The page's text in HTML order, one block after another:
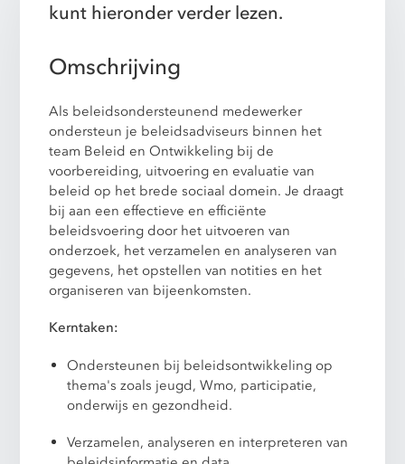
kunt hieronder verder lezen.
Omschrijving
Als beleidsondersteunend medewerker
ondersteun je beleidsadviseurs binnen het
team Beleid en Ontwikkeling bij de
voorbereiding, uitvoering en evaluatie van
beleid op het brede sociaal domein. Je draagt
bij aan een effectieve en efficiënte
beleidsvoering door het uitvoeren van
onderzoek, het verzamelen en analyseren van
gegevens, het opstellen van notities en het
organiseren van bijeenkomsten.
Kerntaken:
Ondersteunen bij beleidsontwikkeling op
thema's zoals jeugd, Wmo, participatie,
onderwijs en gezondheid.
Verzamelen, analyseren en interpreteren van